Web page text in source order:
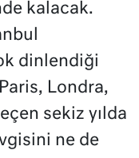
kalacak.
dinlendiği
Londra,
sekiz yılda
ne de